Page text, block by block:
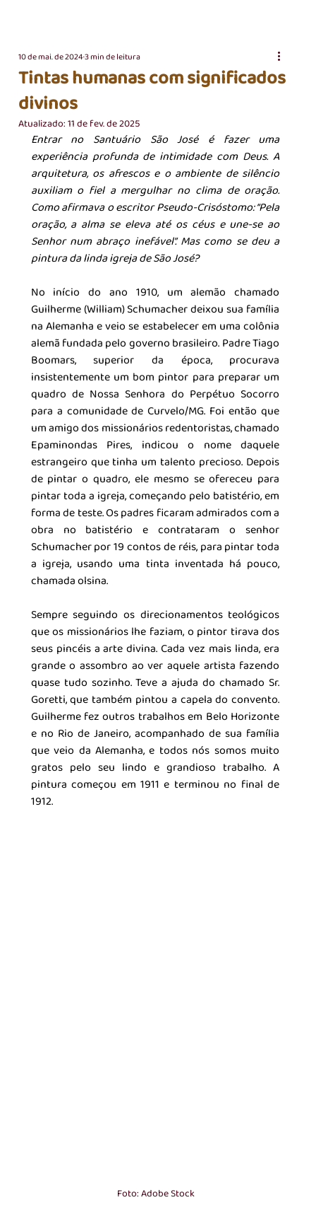
Tintas humanas com significados
divinos
10 de mai. de 20243 min de leitura
Atualizado:11 de fev. de 2025
Entrar no Santuário São José é fazer uma
experiência profunda de intimidade com Deus. A
arquitetura, os afrescos e o ambiente de silêncio
auxiliam o fiel a mergulhar no clima de oração.
Como afirmava o escritor Pseudo-Crisóstomo: “Pela
oração, a alma se eleva até os céus e une-se ao
Senhor num abraço inefável”. Mas como se deu a
pintura da linda igreja de São José?
No início do ano 1910, um alemão chamado
Guilherme (William) Schumacher deixou sua família
na Alemanha e veio se estabelecer em uma colônia
alemã fundada pelo governo brasileiro. Padre Tiago
Boomars, superior da época, procurava
insistentemente um bom pintor para preparar um
quadro de Nossa Senhora do Perpétuo Socorro
para a comunidade de Curvelo/MG. Foi então que
um amigo dos missionários redentoristas, chamado
Epaminondas Pires, indicou o nome daquele
estrangeiro que tinha um talento precioso. Depois
de pintar o quadro, ele mesmo se ofereceu para
pintar toda a igreja, começando pelo batistério, em
forma de teste. Os padres ficaram admirados com a
obra no batistério e contrataram o senhor
Schumacher por 19 contos de réis, para pintar toda
a igreja, usando uma tinta inventada há pouco,
chamada olsina.
Sempre seguindo os direcionamentos teológicos
que os missionários lhe faziam, o pintor tirava dos
seus pincéis a arte divina. Cada vez mais linda, era
grande o assombro ao ver aquele artista fazendo
quase tudo sozinho. Teve a ajuda do chamado Sr.
Goretti, que também pintou a capela do convento.
Guilherme fez outros trabalhos em Belo Horizonte
e no Rio de Janeiro, acompanhado de sua família
que veio da Alemanha, e todos nós somos muito
gratos pelo seu lindo e grandioso trabalho. A
pintura começou em 1911 e terminou no final de
1912.
Foto: Adobe Stock